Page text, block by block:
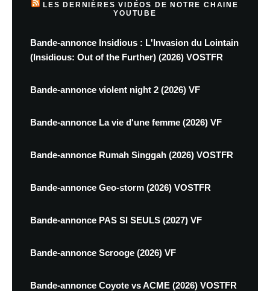
LES DERNIÈRES VIDÉOS DE NOTRE CHAINE
YOUTUBE
Bande-annonce Insidious : L'Invasion du Lointain
(Insidious: Out of the Further) (2026) VOSTFR
Bande-annonce violent night 2 (2026) VF
Bande-annonce La vie d'une femme (2026) VF
Bande-annonce Rumah Singgah (2026) VOSTFR
Bande-annonce Geo-storm (2026) VOSTFR
Bande-annonce PAS SI SEULS (2027) VF
Bande-annonce Scrooge (2026) VF
Bande-annonce Coyote vs ACME (2026) VOSTFR